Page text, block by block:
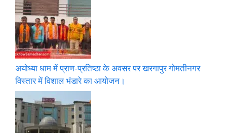
अयोध्या धाम में प्राण-प्रतिष्ठा के अवसर पर खरगापुर गोमतीनगर
विस्तार में विशाल भंडारे का आयोजन।